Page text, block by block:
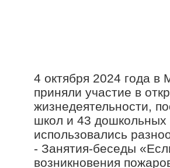
4 октября 2024 года в
приняли участие в
жизнедеятельности,
школ и 43 дошкольных
использовались
- Занятия-беседы
возникновения